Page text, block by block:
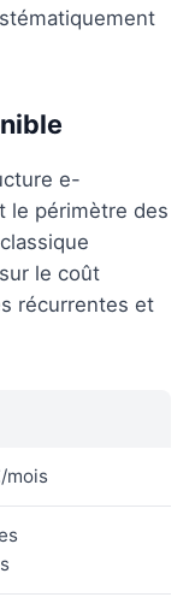
e-
le périmètre des
le coût
récurrentes et
mois